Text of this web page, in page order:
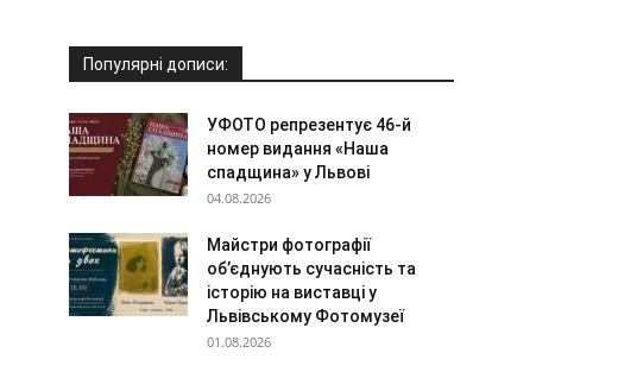
Популярні дописи:
УФОТО репрезентує 46-й
номер видання «Наша
спадщина» у Львові
04.08.2026
Майстри фотографії
об’єднують сучасність та
історію на виставці у
Львівському Фотомузеї
01.08.2026